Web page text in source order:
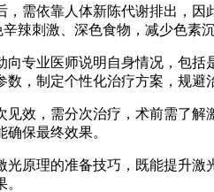
需依靠人体新陈代谢排出，
辣刺激、深色食物，减少色
专业医师说明自身情况，包
，制定个性化治疗方案，规避
效，需分次治疗，术前需了
保最终效果。
原理的准备技巧，既能提升